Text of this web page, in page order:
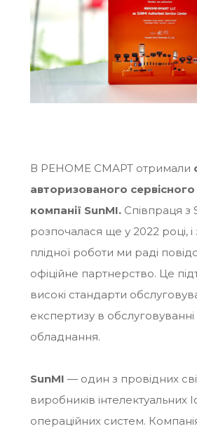
В РЕНОМЕ СМАРТ отримали
авторизованого
компанії SunMI.Співпраця з
розпочалася ще у 2022 році,
плідної роботи ми раді
офіційне партнерство. Це
високі стандарти
експертизу в
обладнання.
SunMI — один з провідних
виробників інтелектуальних
операційних систем.